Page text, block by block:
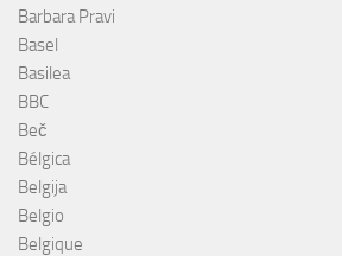
Barbara Pravi
Basel
Basilea
BBC
Beč
Bélgica
Belgija
Belgio
Belgique